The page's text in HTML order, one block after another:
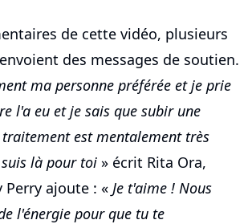
de cette vidéo, plusieurs
des messages de soutien.
ma personne préférée et je prie
l'a eu et je sais que subir une
est mentalement très
là pour toi » écrit Rita Ora,
ajoute : « Je t'aime ! Nous
l'énergie pour que tu te